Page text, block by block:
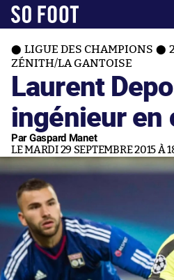
LIGUE DES CHAMPIONS
ZÉNITH/LA GANTOISE
Laurent
ingénieur en
Par Gaspard Manet
LE MARDI 29 SEPTEMBRE 2015 À